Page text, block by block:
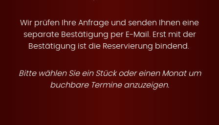
Wir prüfen Ihre Anfrage und senden Ihnen eine
separate Bestätigung per E-Mail. Erst mit der
Bestätigung ist die Reservierung bindend.
Bitte wählen Sie ein Stück oder einen Monat um
buchbare Termine anzuzeigen.